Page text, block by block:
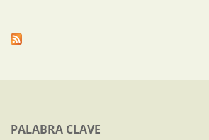
PALABRA CLAVE